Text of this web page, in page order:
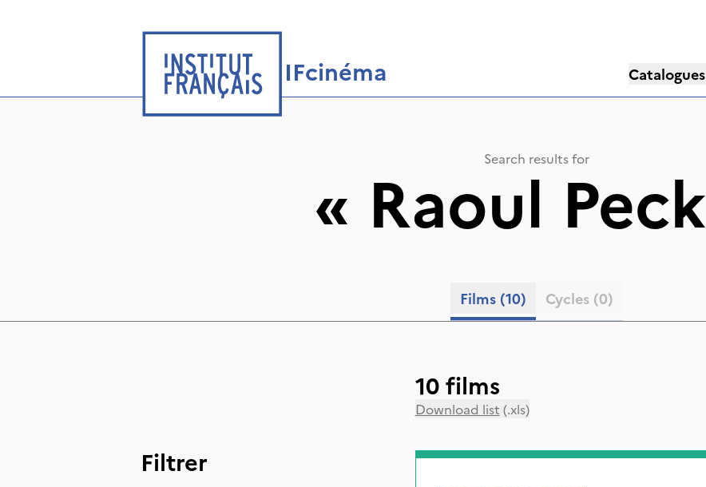
IFcinéma Catalogues
Search results for
« Raoul Peck
Films (10) Cycles (0)
Filtrer
10 films
Download list (.xls)